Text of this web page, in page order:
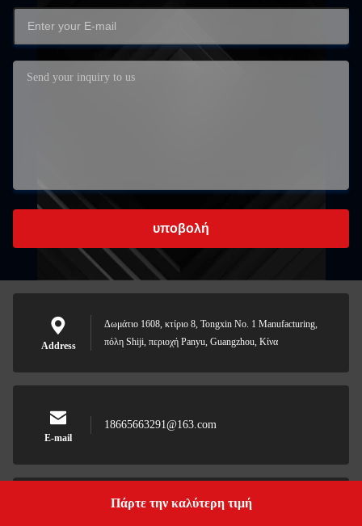
Πάρτε την καλύτερη τιμή
υποβολή
Address
Δωμάτιο 1608, κτίριο 8, Tongxin No. 1 Manufacturing,
πόλη Shiji, περιοχή Panyu, Guangzhou, Κίνα
E-mail
18665663291@163.com
Get a Quote